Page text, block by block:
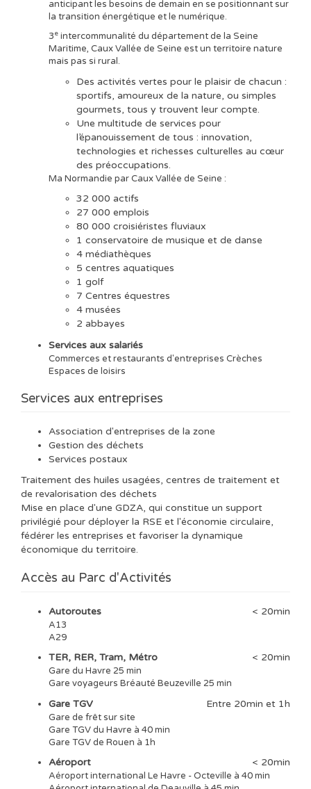
anticipant les besoins de demain en se positionnant sur
la transition énergétique et le numérique.
3e intercommunalité du département de la Seine
Maritime, Caux Vallée de Seine est un territoire nature
mais pas si rural.
Des activités vertes pour le plaisir de chacun :
sportifs, amoureux de la nature, ou simples
gourmets, tous y trouvent leur compte.
Une multitude de services pour
l’épanouissement de tous : innovation,
technologies et richesses culturelles au cœur
des préoccupations.
Ma Normandie par Caux Vallée de Seine :
32 000 actifs
27 000 emplois
80 000 croisiéristes fluviaux
1 conservatoire de musique et de danse
4 médiathèques
5 centres aquatiques
1 golf
7 Centres équestres
4 musées
2 abbayes
Services aux salariés
Commerces et restaurants d'entreprises Crèches
Espaces de loisirs
Services aux entreprises
Association d'entreprises de la zone
Gestion des déchets
Services postaux
Traitement des huiles usagées, centres de traitement et
de revalorisation des déchets
Mise en place d'une GDZA, qui constitue un support
privilégié pour déployer la RSE et l'économie circulaire,
fédérer les entreprises et favoriser la dynamique
économique du territoire.
Accès au Parc d'Activités
Autoroutes < 20min
A13
A29
TER, RER, Tram, Métro < 20min
Gare du Havre 25 min
Gare voyageurs Bréauté Beuzeville 25 min
Gare TGV Entre 20min et 1h
Gare de frêt sur site
Gare TGV du Havre à 40 min
Gare TGV de Rouen à 1h
Aéroport < 20min
Aéroport international Le Havre - Octeville à 40 min